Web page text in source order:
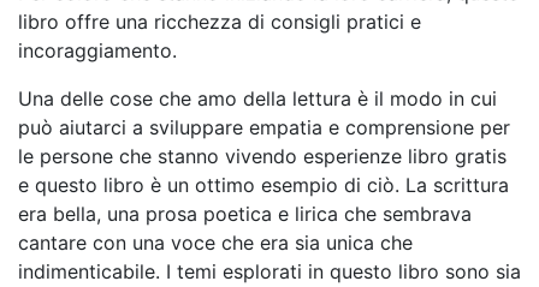
libro offre una ricchezza di consigli pratici e
incoraggiamento.
Una delle cose che amo della lettura è il modo in cui
può aiutarci a sviluppare empatia e comprensione per
le persone che stanno vivendo esperienze libro gratis
e questo libro è un ottimo esempio di ciò. La scrittura
era bella, una prosa poetica e lirica che sembrava
cantare con una voce che era sia unica che
indimenticabile. I temi esplorati in questo libro sono sia